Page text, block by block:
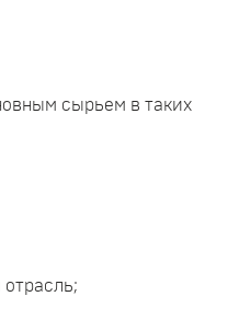
сырьем в таких